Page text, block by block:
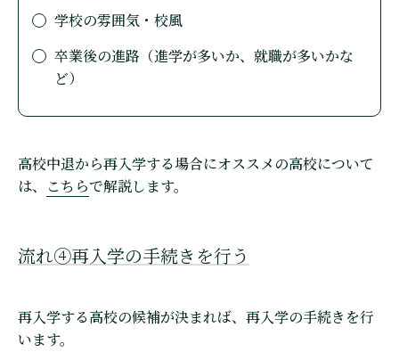
学校の雰囲気・校風
卒業後の進路（進学が多いか、就職が多いかな
ど）
高校中退から再入学する場合にオススメの高校について
は、
こちらで解説します。
流れ④再入学の手続きを行う
再入学する高校の候補が決まれば、再入学の手続きを行
います。